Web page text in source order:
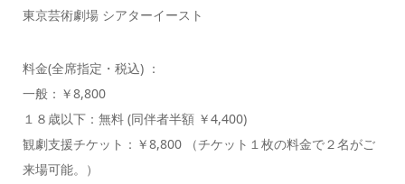
東京芸術劇場 シアターイースト
料金(全席指定・税込) ：
一般：￥8,800
１８歳以下：無料 (同伴者半額 ￥4,400)
観劇支援チケット：￥8,800 （チケット１枚の料金で２名がご
来場可能。）